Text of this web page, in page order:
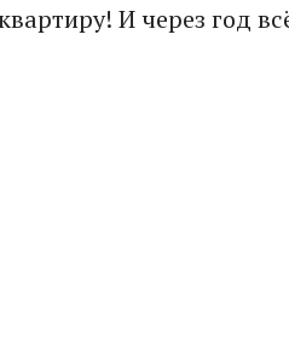
И через год